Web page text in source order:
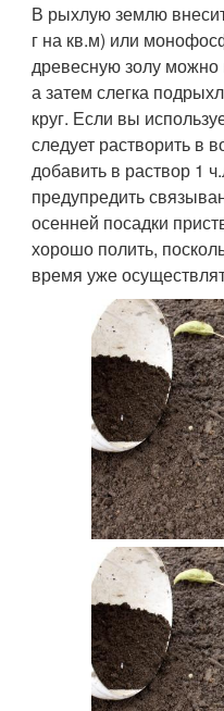
В рыхлую землю
г на кв.м) или
древесную золу можно
а затем слегка
круг. Если вы
следует растворить в
добавить в раствор 1
предупредить
осенней посадки
хорошо полить,
время уже